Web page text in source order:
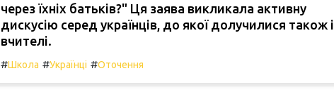
через їхніх батьків?" Ця заява викликала активну
дискусію серед українців, до якої долучилися також і
вчителі.
#Школа #Українці #Оточення